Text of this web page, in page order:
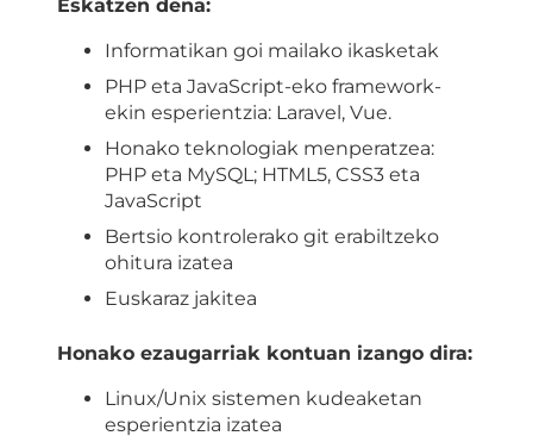
Eskatzen dena:
Informatikan goi mailako ikasketak
PHP eta JavaScript-eko framework-
ekin esperientzia: Laravel, Vue.
Honako teknologiak menperatzea:
PHP eta MySQL; HTML5, CSS3 eta
JavaScript
Bertsio kontrolerako git erabiltzeko
ohitura izatea
Euskaraz jakitea
Honako ezaugarriak kontuan izango dira:
Linux/Unix sistemen kudeaketan
esperientzia izatea